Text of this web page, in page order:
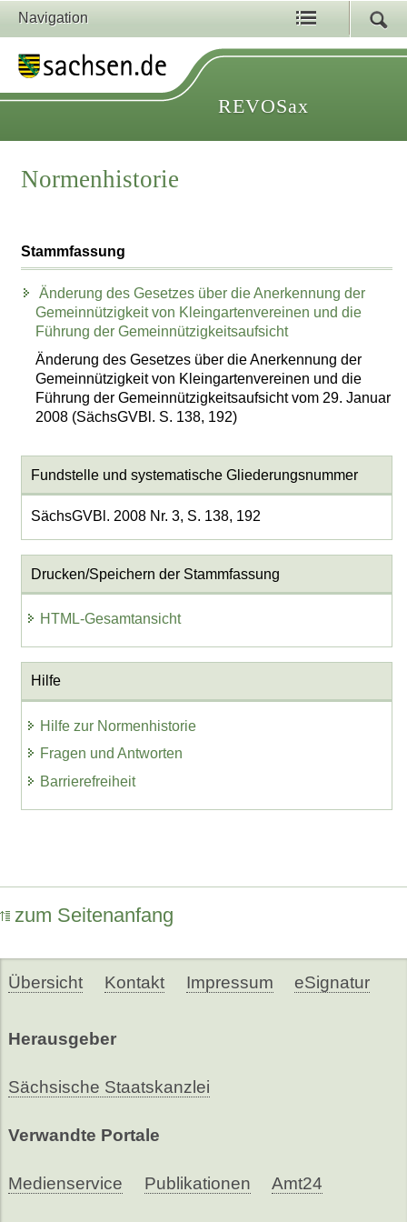
Navigation
REVOSax
Normenhistorie
Stammfassung
Änderung des Gesetzes über die Anerkennung der
Gemeinnützigkeit von Kleingartenvereinen und die
Führung der Gemeinnützigkeitsaufsicht
Änderung des Gesetzes über die Anerkennung der
Gemeinnützigkeit von Kleingartenvereinen und die
Führung der Gemeinnützigkeitsaufsicht vom 29. Januar
2008 (SächsGVBl. S. 138, 192)
Fundstelle und systematische Gliederungsnummer
SächsGVBl. 2008 Nr. 3, S. 138, 192
Drucken/Speichern der Stammfassung
HTML-Gesamtansicht
Hilfe
Hilfe zur Normenhistorie
Fragen und Antworten
Barrierefreiheit
zum Seitenanfang
Übersicht Kontakt Impressum eSignatur
Herausgeber
Sächsische Staatskanzlei
Verwandte Portale
Medienservice Publikationen Amt24